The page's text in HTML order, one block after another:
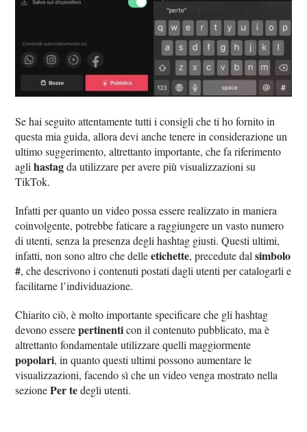
Se hai seguito attentamente tutti i consigli che ti ho fornito in
questa mia guida, allora devi anche tenere in considerazione un
ultimo suggerimento, altrettanto importante, che fa riferimento
aglihastagda utilizzare per avere più visualizzazioni su
TikTok.
Infatti per quanto un video possa essere realizzato in maniera
coinvolgente, potrebbe faticare a raggiungere un vasto numero
di utenti, senza la presenza degli hashtag giusti. Questi ultimi,
infatti, non sono altro che delleetichette, precedute dalsimbolo
#, che descrivono i contenuti postati dagli utenti per catalogarli e
facilitarne l’individuazione.
Chiarito ciò, è molto importante specificare che gli hashtag
devono esserepertinenticon il contenuto pubblicato, ma è
altrettanto fondamentale utilizzare quelli maggiormente
popolari, in quanto questi ultimi possono aumentare le
visualizzazioni, facendo sì che un video venga mostrato nella
sezionePer tedegli utenti.